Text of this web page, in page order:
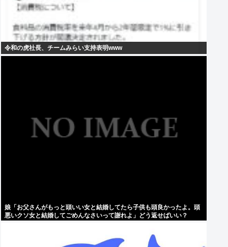
令和の虎社長、チームみらい支持表明www
娘「お父さんがもっと頭いい女と結婚してたら子供も頭良かったよ。頭
悪いクソ女と結婚してごめんなさいって謝れよ」どう返せばいい？